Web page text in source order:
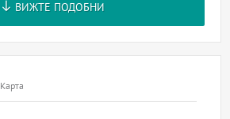
ВИЖТЕ ПОДОБНИ
Карта